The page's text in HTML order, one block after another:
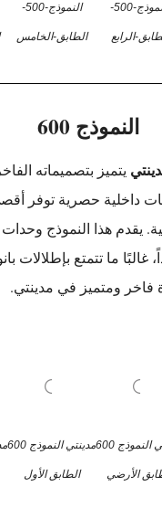
النموذج-500-
الرابع
النموذج-500-
الطابق-الخامس
النموذج 600
يتميز بتصميماته
داخلية حصرية توفر
يقدم هذا النموذج وحدات
غالبًا ما تتمتع بإطلالات
ومتميز في مدينتي.
مدينتي النموذج 600
الأرضي
مدينتي النموذج 600
الطابق الأول